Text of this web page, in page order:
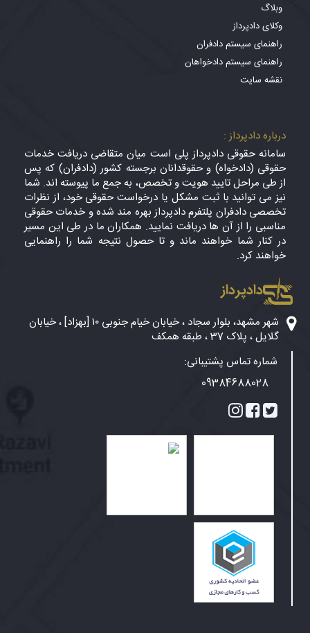
وبلاگ
وکلای دادپرداز
راهنمای سیستم دادفران
راهنمای سیستم دادخواهان
نقشه سایت
درباره دادپرداز :
سامانه حقوقی دادپرداز پلی است میان متقاضی دریافت خدمات
حقوقی (دادخواه) و حقوقدانان برجسته کشور (دادفران) که پس
از طی مراحل تایید هویت و تخصص، به جمع ما پیوسته اند. شما
نیز می توانید با ثبت مشکل یا درخواست حقوقی خود، از نظرات
تخصصی دادفران پلتفرم دادپرداز بهره مند شده و خدمات حقوقی
مناسبی را از آن ها دریافت نمایید. همکاران ما در طی این مسیر
در کنار شما خواهند ماند و تا حصول نتیجه شما را راهنمایی
خواهند کرد.
دادپرداز
شهر مشهد، بلوار سجاد ، خیابان خیام جنوبی ۱۰ [بهزاد] ، خیابان
گلایل ، پلاک 37 ، طبقه همکف
شماره تماس پشتیبانی:
09384688028